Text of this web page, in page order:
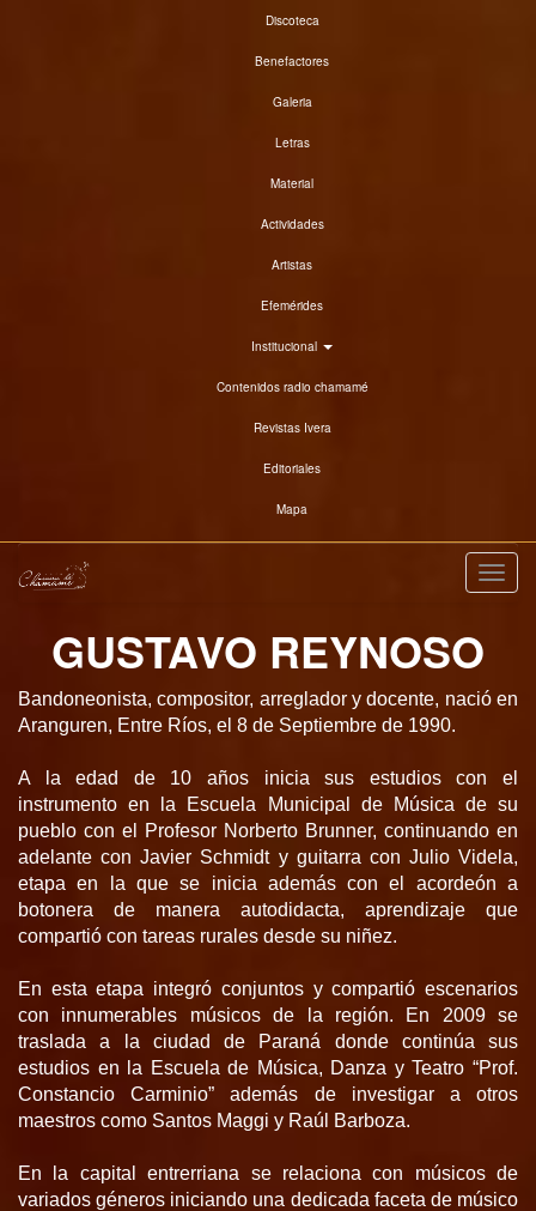
Discoteca
Benefactores
Galeria
Letras
Material
Actividades
Artistas
Efemérides
Institucional
Contenidos radio chamamé
Revistas Ivera
Editoriales
Mapa
GUSTAVO REYNOSO
Bandoneonista, compositor, arreglador y docente, nació en
Aranguren, Entre Ríos, el 8 de Septiembre de 1990.
A la edad de 10 años inicia sus estudios con el
instrumento en la Escuela Municipal de Música de su
pueblo con el Profesor Norberto Brunner, continuando en
adelante con Javier Schmidt y guitarra con Julio Videla,
etapa en la que se inicia además con el acordeón a
botonera de manera autodidacta, aprendizaje que
compartió con tareas rurales desde su niñez.
En esta etapa integró conjuntos y compartió escenarios
con innumerables músicos de la región. En 2009 se
traslada a la ciudad de Paraná donde continúa sus
estudios en la Escuela de Música, Danza y Teatro “Prof.
Constancio Carminio” además de investigar a otros
maestros como Santos Maggi y Raúl Barboza.
En la capital entrerriana se relaciona con músicos de
variados géneros iniciando una dedicada faceta de músico